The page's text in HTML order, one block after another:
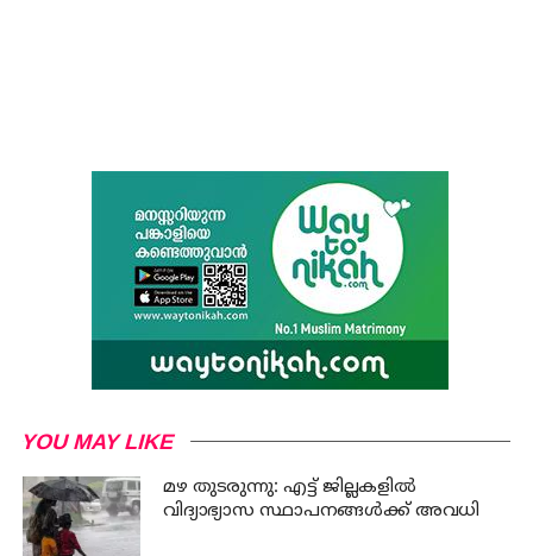
YOU MAY LIKE
മഴ തുടരുന്നു: എട്ട് ജില്ലകളില്‍
വിദ്യാഭ്യാസ സ്ഥാപനങ്ങള്‍ക്ക് അവധി